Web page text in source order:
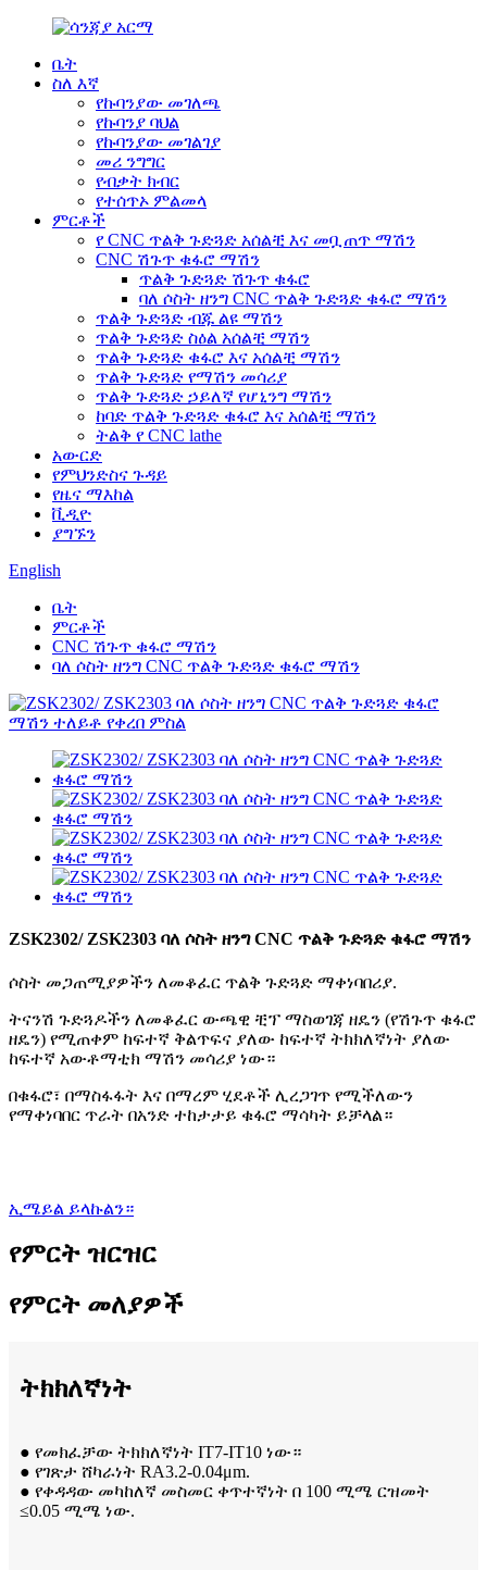
ቤት
ስለ እኛ
የኩባንያው መገለጫ
የኩባንያ ባህል
የኩባንያው መገልገያ
መሪ ንግግር
የብቃት ክብር
የተሰጥኦ ምልመላ
ምርቶች
የ CNC ጥልቅ ጉድጓድ አሰልቺ እና መቧጠጥ ማሽን
CNC ሽጉጥ ቁፋሮ ማሽን
ጥልቅ ጉድጓድ ሽጉጥ ቁፋሮ
ባለ ሶስት ዘንግ CNC ጥልቅ ጉድጓድ ቁፋሮ ማሽን
ጥልቅ ጉድጓድ ብጁ ልዩ ማሽን
ጥልቅ ጉድጓድ ስዕል አሰልቺ ማሽን
ጥልቅ ጉድጓድ ቁፋሮ እና አሰልቺ ማሽን
ጥልቅ ጉድጓድ የማሽን መሳሪያ
ጥልቅ ጉድጓድ ኃይለኛ የሆኒንግ ማሽን
ከባድ ጥልቅ ጉድጓድ ቁፋሮ እና አሰልቺ ማሽን
ትልቅ የ CNC lathe
አውርድ
የምህንድስና ጉዳይ
የዜና ማእከል
ቪዲዮ
ያግኙን
English
ቤት
ምርቶች
CNC ሽጉጥ ቁፋሮ ማሽን
ባለ ሶስት ዘንግ CNC ጥልቅ ጉድጓድ ቁፋሮ ማሽን
ZSK2302/ ZSK2303 ባለ ሶስት ዘንግ CNC ጥልቅ ጉድጓድ ቁፋሮ ማሽን
ሶስት መጋጠሚያዎችን ለመቆፈር ጥልቅ ጉድጓድ ማቀነባበሪያ.
ትናንሽ ጉድጓዶችን ለመቆፈር ውጫዊ ቺፕ ማስወገጃ ዘዴን (የሽጉጥ ቁፋሮ
ዘዴን) የሚጠቀም ከፍተኛ ቅልጥፍና ያለው ከፍተኛ ትክክለኛነት ያለው
ከፍተኛ አውቶማቲክ ማሽን መሳሪያ ነው።
በቁፋሮ፣ በማስፋፋት እና በማረም ሂደቶች ሊረጋገጥ የሚችለውን
የማቀነባበር ጥራት በአንድ ተከታታይ ቁፋሮ ማሳካት ይቻላል።
ኢሜይል ይላኩልን።
የምርት ዝርዝር
የምርት መለያዎች
ትክክለኛነት
● የመክፈቻው ትክክለኛነት IT7-IT10 ነው።
● የገጽታ ሸካራነት RA3.2-0.04μm.
● የቀዳዳው መካከለኛ መስመር ቀጥተኛነት በ 100 ሚሜ ርዝመት
≤0.05 ሚሜ ነው.